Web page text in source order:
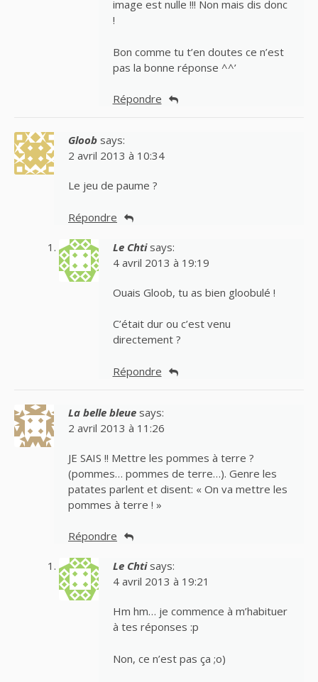
image est nulle !!! Non mais dis donc
!
Bon comme tu t’en doutes ce n’est
pas la bonne réponse ^^’
Répondre
Gloob says:
2 avril 2013 à 10:34
Le jeu de paume ?
Répondre
Le Chti says:
4 avril 2013 à 19:19
Ouais Gloob, tu as bien gloobulé !
C’était dur ou c’est venu
directement ?
Répondre
La belle bleue says:
2 avril 2013 à 11:26
JE SAIS !! Mettre les pommes à terre ?
(pommes… pommes de terre…). Genre les
patates parlent et disent: « On va mettre les
pommes à terre ! »
Répondre
Le Chti says:
4 avril 2013 à 19:21
Hm hm… je commence à m’habituer
à tes réponses :p
Non, ce n’est pas ça ;o)